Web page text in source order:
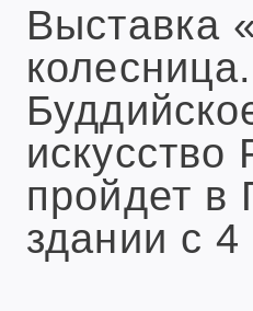
Выставка
колесница.
искусство
пройдет в
здании с 4